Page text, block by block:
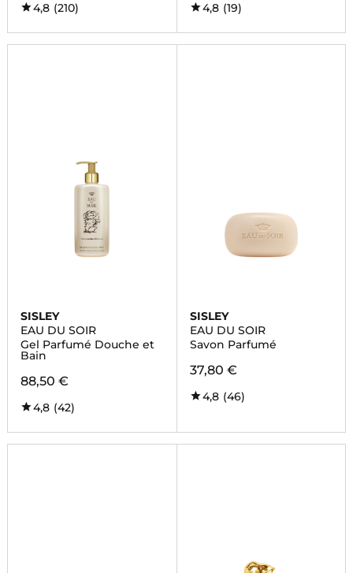
4,8 (210) 4,8 (19)
SISLEY
EAU DU SOIR
Gel Parfumé Douche et
Bain
88,50 €
4,8 (42)
SISLEY
EAU DU SOIR
Savon Parfumé
37,80 €
4,8 (46)